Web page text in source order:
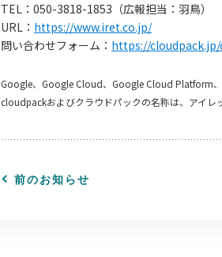
TEL：050-3818-1853（広報担当：羽鳥）
URL： https://www.iret.co.jp/
問い合わせフォーム： https://
Google、Google Cloud、Google Cloud Platform、
cloudpackおよびクラウドパックの名称は、アイレ
前のお知らせ